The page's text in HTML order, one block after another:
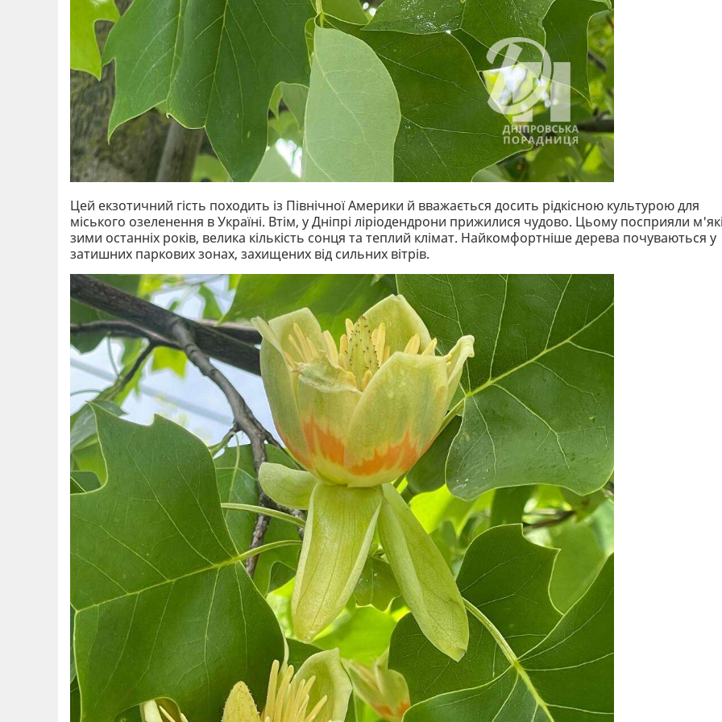
Цей екзотичний гість походить із Північної Америки й вважається досить рідкісною культурою для
міського озеленення в Україні. Втім, у Дніпрі ліріодендрони прижилися чудово. Цьому посприяли
зими останніх років, велика кількість сонця та теплий клімат. Найкомфортніше дерева почуваються у
затишних паркових зонах, захищених від сильних вітрів.